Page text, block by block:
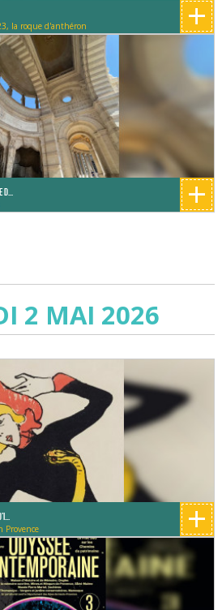
la roque d'anthéron +
+
2 MAI 2026
Provence +